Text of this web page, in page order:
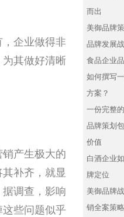
企业做得非
其做好清晰
产生极大的
补齐，就显
调查，影响
些问题似乎
而出
美御品牌
品牌发展
食品企业
如何撰写
方案？
一份完整
品牌策划
价值
白酒企业
牌定位
美御品牌
销全案策略